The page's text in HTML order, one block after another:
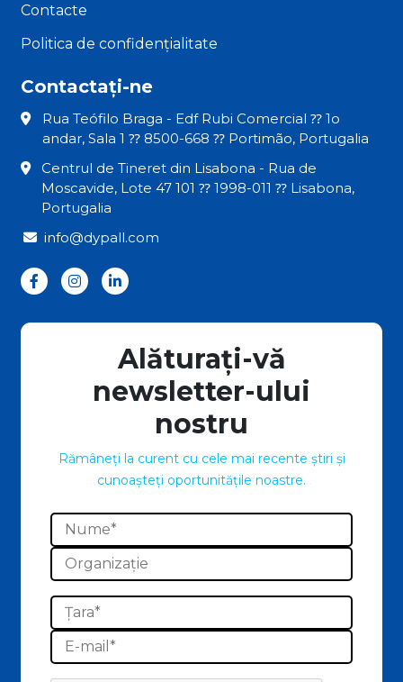
Contacte
Politica de confidențialitate
Contactați-ne
Rua Teófilo Braga - Edf Rubi Comercial ⁇ 1o
andar, Sala 1 ⁇ 8500-668 ⁇ Portimão, Portugalia
Centrul de Tineret din Lisabona - Rua de
Moscavide, Lote 47 101 ⁇ 1998-011 ⁇ Lisabona,
Portugalia
info@dypall.com
Alăturați-vă
newsletter-ului
nostru
Rămâneți la curent cu cele mai recente știri și
cunoașteți oportunitățile noastre.